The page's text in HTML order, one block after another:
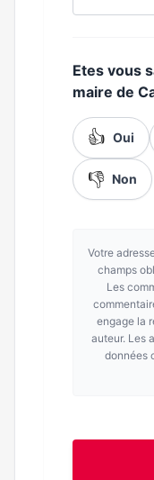
Etes vous
maire de
👍 Oui
👎 Non
Votre
champs
Les
engage la
auteur. Les
données